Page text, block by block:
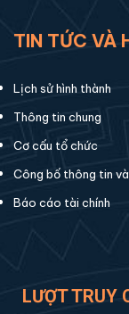
TIN TỨC VÀ
Lịch sử hình thành
Thông tin chung
Cơ cấu tổ chức
Công bố thông tin
Báo cáo tài chính
LƯỢT TRUY